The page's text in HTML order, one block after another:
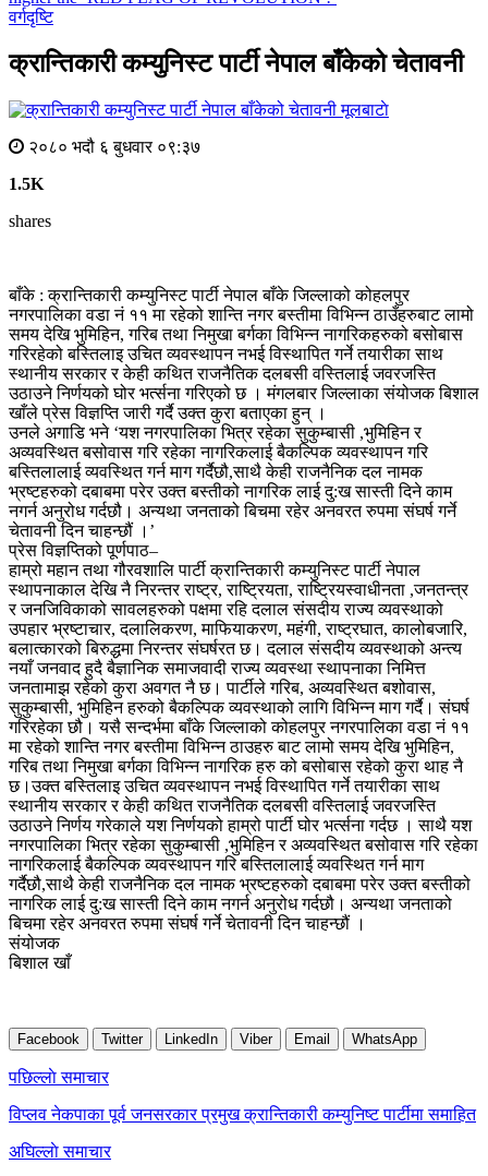
वर्गदृष्टि
क्रान्तिकारी कम्युनिस्ट पार्टी नेपाल बाँकेको चेतावनी
मूलबाटाे
२०८० भदौ ६ बुधवार ०९:३७
1.5K
shares
बाँके : क्रान्तिकारी कम्युनिस्ट पार्टी नेपाल बाँके जिल्लाको कोहलपुर
नगरपालिका वडा नं ११ मा रहेको शान्ति नगर बस्तीमा विभिन्न ठाउँहरुबाट लामो
समय देखि भुमिहिन, गरिब तथा निमुखा बर्गका विभिन्न नागरिकहरुको बसोबास
गरिरहेको बस्तिलाइ उचित व्यवस्थापन नभई विस्थापित गर्ने तयारीका साथ
स्थानीय सरकार र केही कथित राजनैतिक दलबसी वस्तिलाई जवरजस्ति
उठाउने निर्णयको घोर भर्त्सना गरिएको छ । मंगलबार जिल्लाका संयोजक बिशाल
खाँले प्रेस विज्ञप्ति जारी गर्दै उक्त कुरा बताएका हुन् ।
उनले अगाडि भने ‘यश नगरपालिका भित्र रहेका सुकुम्बासी ,भुमिहिन र
अव्यवस्थित बसोवास गरि रहेका नागरिकलाई बैकल्पिक व्यवस्थापन गरि
बस्तिलालाई व्यवस्थित गर्न माग गर्दैछौ,साथै केही राजनैनिक दल नामक
भ्रष्टहरुको दबाबमा परेर उक्त बस्तीको नागरिक लाई दु:ख सास्ती दिने काम
नगर्न अनुरोध गर्दछौ। अन्यथा जनताको बिचमा रहेर अनवरत रुपमा संघर्ष गर्ने
चेतावनी दिन चाहन्छौं ।’
प्रेस विज्ञप्तिको पूर्णपाठ–
हाम्रो महान तथा गौरवशालि पार्टी क्रान्तिकारी कम्युनिस्ट पार्टी नेपाल
स्थापनाकाल देखि नै निरन्तर राष्ट्र, राष्ट्रियता, राष्ट्रियस्वाधीनता ,जनतन्त्र
र जनजिविकाको सावलहरुको पक्षमा रहि दलाल संसदीय राज्य व्यवस्थाको
उपहार भ्रष्टाचार, दलालिकरण, माफियाकरण, महंगी, राष्ट्रघात, कालोबजारि,
बलात्कारको बिरुद्धमा निरन्तर संघर्षरत छ। दलाल संसदीय व्यवस्थाको अन्त्य
नयाँ जनवाद हुदै बैज्ञानिक समाजवादी राज्य व्यवस्था स्थापनाका निमित्त
जनतामाझ रहेको कुरा अवगत नै छ। पार्टीले गरिब, अव्यवस्थित बशोवास,
सुकुम्बासी, भुमिहिन हरुको बैकल्पिक व्यवस्थाको लागि विभिन्न माग गर्दै। संघर्ष
गरिरहेका छौ। यसै सन्दर्भमा बाँके जिल्लाको कोहलपुर नगरपालिका वडा नं ११
मा रहेको शान्ति नगर बस्तीमा विभिन्न ठाउहरु बाट लामो समय देखि भुमिहिन,
गरिब तथा निमुखा बर्गका विभिन्न नागरिक हरु को बसोबास रहेको कुरा थाह नै
छ।उक्त बस्तिलाइ उचित व्यवस्थापन नभई विस्थापित गर्ने तयारीका साथ
स्थानीय सरकार र केही कथित राजनैतिक दलबसी वस्तिलाई जवरजस्ति
उठाउने निर्णय गरेकाले यश निर्णयको हाम्रो पार्टी घोर भर्त्सना गर्दछ । साथै यश
नगरपालिका भित्र रहेका सुकुम्बासी ,भुमिहिन र अव्यवस्थित बसोवास गरि रहेका
नागरिकलाई बैकल्पिक व्यवस्थापन गरि बस्तिलालाई व्यवस्थित गर्न माग
गर्दैछौ,साथै केही राजनैनिक दल नामक भ्रष्टहरुको दबाबमा परेर उक्त बस्तीको
नागरिक लाई दु:ख सास्ती दिने काम नगर्न अनुरोध गर्दछौ। अन्यथा जनताको
बिचमा रहेर अनवरत रुपमा संघर्ष गर्ने चेतावनी दिन चाहन्छौं ।
संयोजक
बिशाल खाँ
Facebook Twitter LinkedIn Viber Email WhatsApp
Post
navigation
पछिल्लाे समाचार
विप्लव नेकपाका पूर्व जनसरकार प्रमुख क्रान्तिकारी कम्युनिष्ट पार्टीमा समाहित
अघिल्लाे समाचार